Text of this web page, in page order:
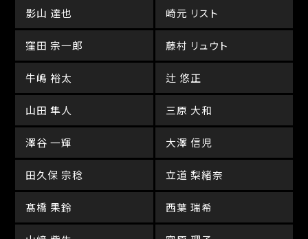
影山 達也 崎元 リスト
窪田 宗一郎 藤村 リュウト
牛嶋 裕太 辻 悠正
山田 隼人 三原 大和
澤谷 一輝 大澤 信児
田久保 宗稔 立道 梨緒奈
髙橋 果鈴 西葉 瑞希